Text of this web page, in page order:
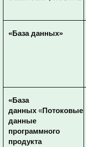
«База данных»
«База
данных «Потоковые
данные
программного
продукта